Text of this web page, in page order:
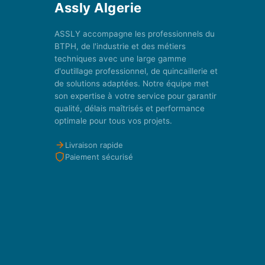
Assly Algerie
ASSLY accompagne les professionnels du
BTPH, de l'industrie et des métiers
techniques avec une large gamme
d'outillage professionnel, de quincaillerie et
de solutions adaptées. Notre équipe met
son expertise à votre service pour garantir
qualité, délais maîtrisés et performance
optimale pour tous vos projets.
Livraison rapide
Paiement sécurisé